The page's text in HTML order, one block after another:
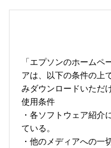
「エプソンのホームペ
アは、以下の条件の上
みダウンロードいただ
使用条件
・各ソフトウェア紹介
ている。
・他のメディアへの一